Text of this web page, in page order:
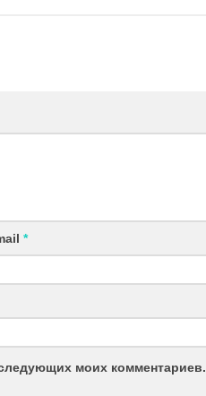
*
моих комментариев.